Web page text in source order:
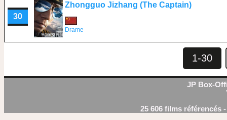
30
Zhongguo Jizhang (The Captain)
Drame
1-30
JP Box-
25 606 films référencés